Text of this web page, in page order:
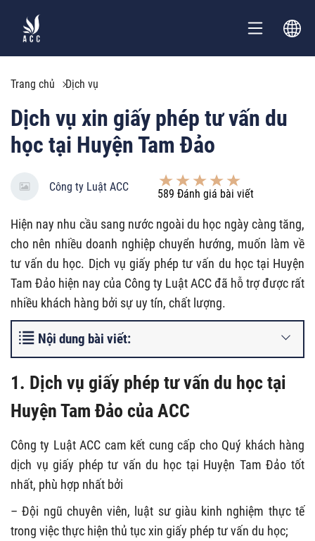
Trang chủ Dịch vụ
Dịch vụ xin giấy phép tư vấn du
học tại Huyện Tam Đảo
Công ty Luật ACC
589 Đánh giá bài viết
Hiện nay nhu cầu sang nước ngoài du học ngày càng tăng,
cho nên nhiều doanh nghiệp chuyển hướng, muốn làm về
tư vấn du học. Dịch vụ giấy phép tư vấn du học tại Huyện
Tam Đảo hiện nay của Công ty Luật ACC đã hỗ trợ được rất
nhiều khách hàng bởi sự uy tín, chất lượng.
Nội dung bài viết:
1. Dịch vụ giấy phép tư vấn du học tại
Huyện Tam Đảo của ACC
Công ty Luật ACC cam kết cung cấp cho Quý khách hàng
dịch vụ giấy phép tư vấn du học tại Huyện Tam Đảo tốt
nhất, phù hợp nhất bởi
– Đội ngũ chuyên viên, luật sư giàu kinh nghiệm thực tế
trong việc thực hiện thủ tục xin giấy phép tư vấn du học;